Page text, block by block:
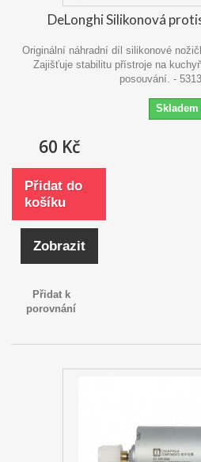
DeLonghi Silikonová
Originální náhradní díl silikonové
Zajišťuje stabilitu přístroje na
posouvání. -
Skladem
60 Kč
Přidat do
košíku
Zobrazit
Přidat k
porovnání